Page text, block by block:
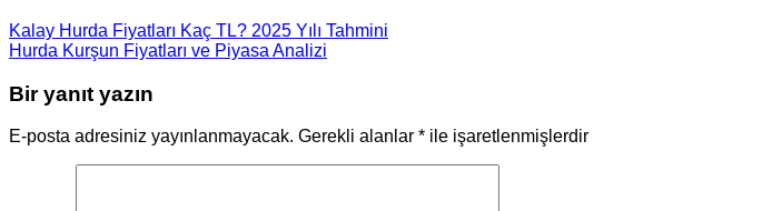
Kalay Hurda Fiyatları Kaç TL? 2025 Yılı Tahmini
Hurda Kurşun Fiyatları ve Piyasa Analizi
Bir yanıt yazın
E-posta adresiniz yayınlanmayacak. Gerekli alanlar * ile işaretlenmişlerdir